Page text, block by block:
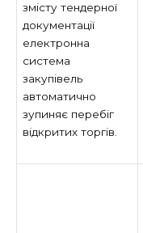
змісту тендерної
документації
електронна
система
закупівель
автоматично
зупиняє перебіг
відкритих торгів.